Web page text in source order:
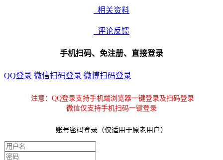
相关资料
评论反馈
手机扫码、免注册、直接登录
QQ登录 微信扫码登录 微博扫码登录
注意：QQ登录支持手机端浏览器一键登录及扫码登录
微信仅支持手机扫码一键登录
账号密码登录（仅适用于原老用户）